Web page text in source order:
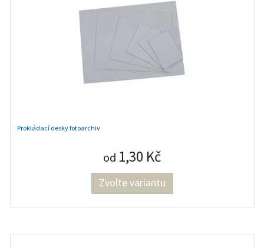
Prokládací desky fotoarchiv
od 1,30 Kč
Zvolte variantu